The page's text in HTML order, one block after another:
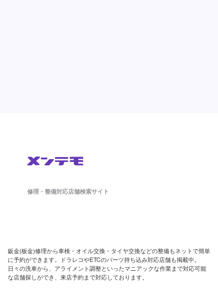
修理・整備対応店舗検索サイト
鈑金(板金)修理から車検・オイル交換・タイヤ交換などの整備もネットで簡単
に予約ができます。ドラレコやETCのパーツ持ち込み対応店舗も掲載中。
日々の洗車から、アライメント調整といったマニアックな作業まで対応可能
な店舗探しができ、来店予約まで対応しております。